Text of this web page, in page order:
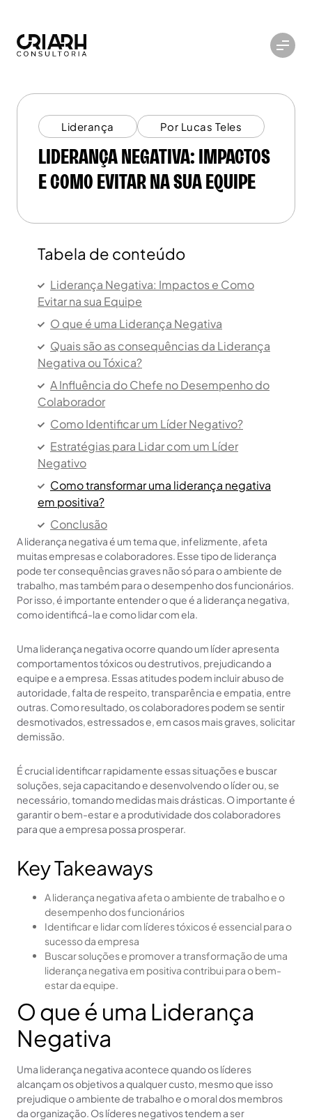
Liderança Por Lucas Teles
LIDERANÇA NEGATIVA: IMPACTOS
E COMO EVITAR NA SUA EQUIPE
Tabela de conteúdo
Liderança Negativa: Impactos e Como
Evitar na sua Equipe
O que é uma Liderança Negativa
Quais são as consequências da Liderança
Negativa ou Tóxica?
A Influência do Chefe no Desempenho do
Colaborador
Como Identificar um Líder Negativo?
Estratégias para Lidar com um Líder
Negativo
Como transformar uma liderança negativa
em positiva?
Conclusão
Outros artigos para você
A liderança negativa é um tema que, infelizmente, afeta
muitas empresas e colaboradores. Esse tipo de liderança
pode ter consequências graves não só para o ambiente de
trabalho, mas também para o desempenho dos funcionários.
Por isso, é importante entender o que é a liderança negativa,
como identificá-la e como lidar com ela.
Uma liderança negativa ocorre quando um líder apresenta
comportamentos tóxicos ou destrutivos, prejudicando a
equipe e a empresa. Essas atitudes podem incluir abuso de
autoridade, falta de respeito, transparência e empatia, entre
outras. Como resultado, os colaboradores podem se sentir
desmotivados, estressados e, em casos mais graves, solicitar
demissão.
É crucial identificar rapidamente essas situações e buscar
soluções, seja capacitando e desenvolvendo o líder ou, se
necessário, tomando medidas mais drásticas. O importante é
garantir o bem-estar e a produtividade dos colaboradores
para que a empresa possa prosperar.
Key Takeaways
A liderança negativa afeta o ambiente de trabalho e o
desempenho dos funcionários
Identificar e lidar com líderes tóxicos é essencial para o
sucesso da empresa
Buscar soluções e promover a transformação de uma
liderança negativa em positiva contribui para o bem-
estar da equipe.
O que é uma Liderança
Negativa
Uma liderança negativa acontece quando os líderes
alcançam os objetivos a qualquer custo, mesmo que isso
prejudique o ambiente de trabalho e o moral dos membros
da organização. Os líderes negativos tendem a ser